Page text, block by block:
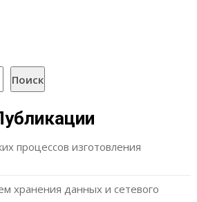
Поиск
процессов изготовления
хранения данных и сетевого